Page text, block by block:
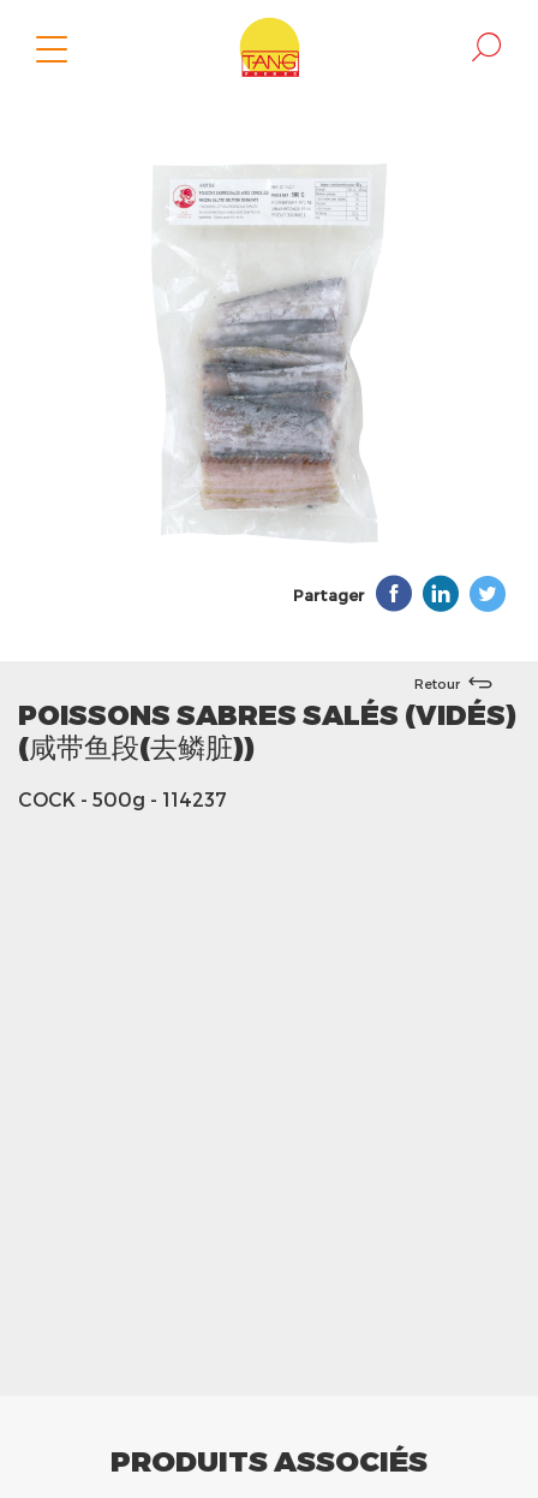
Partager
Retour
POISSONS SABRES SALÉS (VIDÉS)
(咸带鱼段(去鳞脏))
COCK - 500g - 114237
PRODUITS ASSOCIÉS